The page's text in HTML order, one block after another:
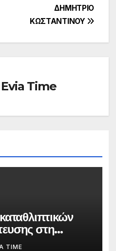
ΔΗΜΗΤΡΙΟ
ΚΩΣΤΑΝΤΙΝΟΥ
Evia Time
στη
TIME